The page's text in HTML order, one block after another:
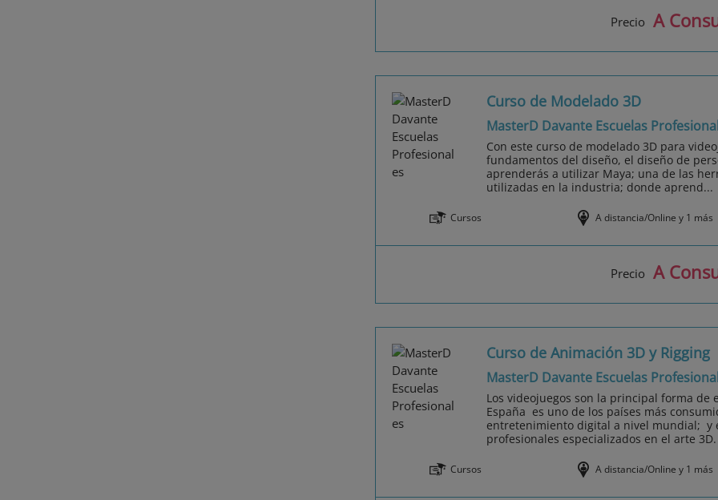
Precio A
Curso de Modelado 3D
MasterD Davante Escuelas
Con este curso de modelado 3D para
fundamentos del diseño, el diseño de
aprenderás a utilizar Maya; una de las
utilizadas en la industria; donde aprend...
Cursos A distancia/Online y 1 más
Precio A
Curso de Animación 3D y Rigging
MasterD Davante Escuelas
Los videojuegos son la principal forma
España es uno de los países más
entretenimiento digital a nivel mundial; y
profesionales especializados en el arte 3D.
Cursos A distancia/Online y 1 más